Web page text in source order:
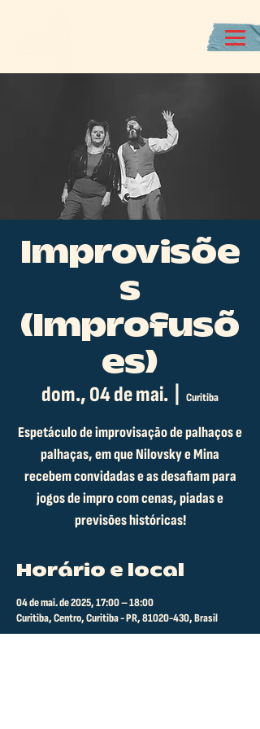
Improvisõe
s
(Improfusõ
es)
dom., 04 de mai. Curitiba
Espetáculo de improvisação de palhaços e
palhaças, em que Nilovsky e Mina
recebem convidadas e as desafiam para
jogos de impro com cenas, piadas e
previsões históricas!
Horário e local
04 de mai. de 2025, 17:00 – 18:00
Curitiba, Centro, Curitiba - PR, 81020-430, Brasil